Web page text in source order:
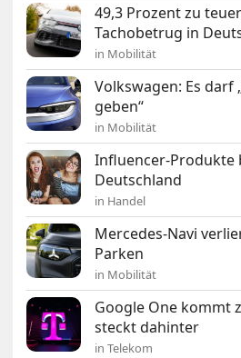
49,3 Prozent zu
Tachobetrug in
in Mobilität
Volkswagen: Es darf
geben“
in Mobilität
Influencer-Produkte
Deutschland
in Handel
Mercedes-Navi
Parken
in Mobilität
Google One kommt
steckt dahinter
in Telekom